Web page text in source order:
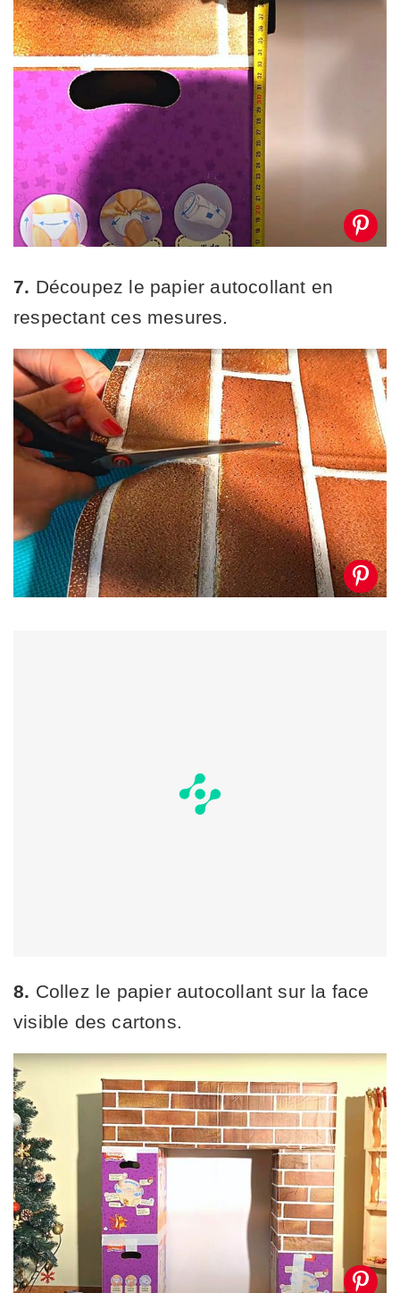
7. Découpez le papier autocollant en
respectant ces mesures.
8. Collez le papier autocollant sur la face
visible des cartons.